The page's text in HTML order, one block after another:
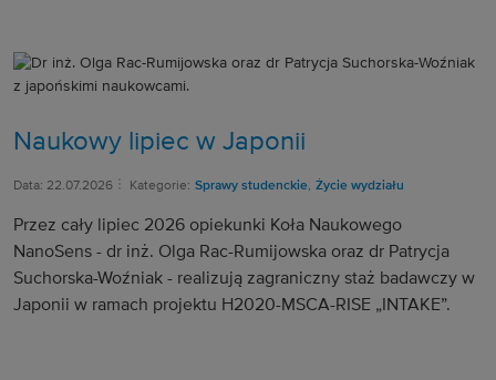
Naukowy lipiec w Japonii
Data: 22.07.2026 Kategorie: Sprawy studenckie, Życie wydziału
Przez cały lipiec 2026 opiekunki Koła Naukowego
NanoSens - dr inż. Olga Rac-Rumijowska oraz dr Patrycja
Suchorska-Woźniak - realizują zagraniczny staż badawczy w
Japonii w ramach projektu H2020-MSCA-RISE „INTAKE”.